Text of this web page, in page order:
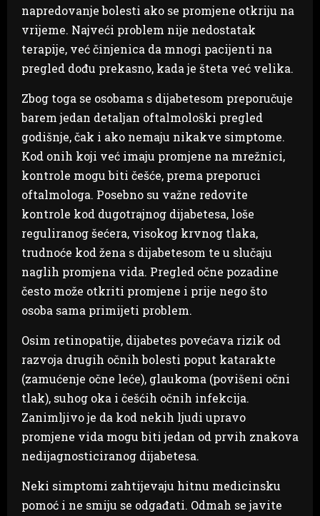
napredovanje bolesti ako se promjene otkriju na
vrijeme. Najveći problem nije nedostatak
terapije, već činjenica da mnogi pacijenti na
pregled dođu prekasno, kada je šteta već velika.
Zbog toga se osobama s dijabetesom preporučuje
barem jedan detaljan oftalmološki pregled
godišnje, čak i ako nemaju nikakve simptome.
Kod onih koji već imaju promjene na mrežnici,
kontrole mogu biti češće, prema preporuci
oftalmologa. Posebno su važne redovite
kontrole kod dugotrajnog dijabetesa, loše
reguliranog šećera, visokog krvnog tlaka,
trudnoće kod žena s dijabetesom te u slučaju
naglih promjena vida. Pregled očne pozadine
često može otkriti promjene i prije nego što
osoba sama primijeti problem.
Osim retinopatije, dijabetes povećava rizik od
razvoja drugih očnih bolesti poput katarakte
(zamućenje očne leće), glaukoma (povišeni očni
tlak), suhog oka i češćih očnih infekcija.
Zanimljivo je da kod nekih ljudi upravo
promjene vida mogu biti jedan od prvih znakova
nedijagnosticiranog dijabetesa.
Neki simptomi zahtijevaju hitnu medicinsku
pomoć i ne smiju se odgađati. Odmah se javite